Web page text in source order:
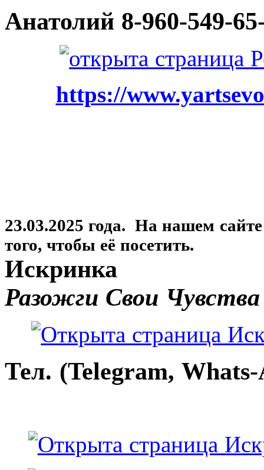
Анатолий 8-960-549-
https://
23.03.2025 года. На нашем
того, чтобы её посетить.
Искринка
Разожги Свои Чувства
Тел. (Telegram,